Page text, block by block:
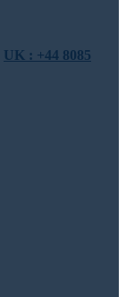
UK : +44 8085